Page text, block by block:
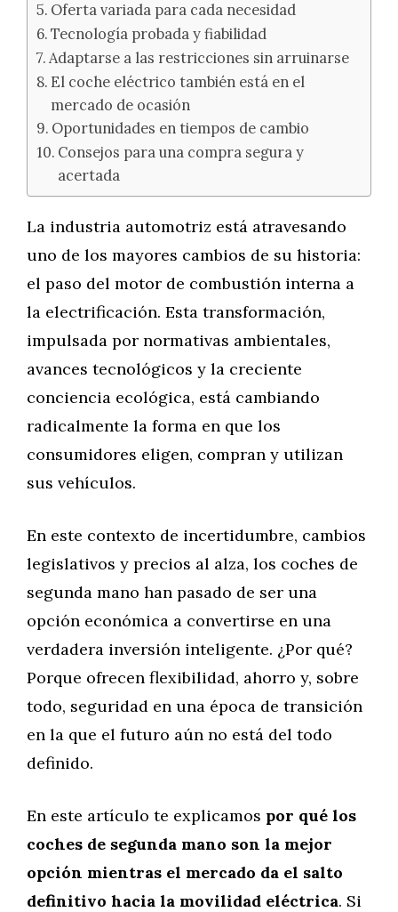
Oferta variada para cada necesidad
Tecnología probada y fiabilidad
Adaptarse a las restricciones sin arruinarse
El coche eléctrico también está en el
mercado de ocasión
Oportunidades en tiempos de cambio
Consejos para una compra segura y
acertada
La industria automotriz está atravesando
uno de los mayores cambios de su historia:
el paso del motor de combustión interna a
la electrificación. Esta transformación,
impulsada por normativas ambientales,
avances tecnológicos y la creciente
conciencia ecológica, está cambiando
radicalmente la forma en que los
consumidores eligen, compran y utilizan
sus vehículos.
En este contexto de incertidumbre, cambios
legislativos y precios al alza, los coches de
segunda mano han pasado de ser una
opción económica a convertirse en una
verdadera inversión inteligente. ¿Por qué?
Porque ofrecen flexibilidad, ahorro y, sobre
todo, seguridad en una época de transición
en la que el futuro aún no está del todo
definido.
En este artículo te explicamos por qué los
coches de segunda mano son la mejor
opción mientras el mercado da el salto
definitivo hacia la movilidad eléctrica. Si